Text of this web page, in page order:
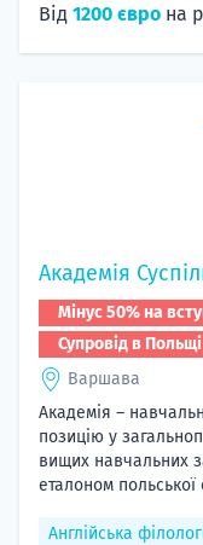
Від 1200 євро на
Академія
Мінус 50% на
Супровід в Польщі
Варшава
Академія –
позицію у
вищих навчальних
еталоном польської
Англійська